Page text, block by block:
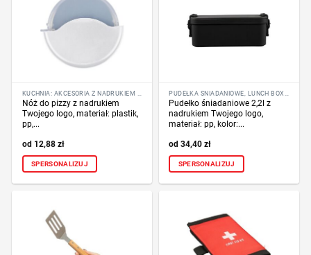
Nóż do pizzy z nadrukiem
Twojego logo, materiał: plastik,
pp,...
12,88 zł
SPERSONALIZUJ
Pudełko śniadaniowe 2,2l z
nadrukiem Twojego logo,
materiał: pp, kolor:...
34,40zł
SPERSONALIZUJ